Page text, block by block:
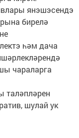
янэшэсендэ
бирелә
һәм дача
чараларга
таләпләрен
шулай ук